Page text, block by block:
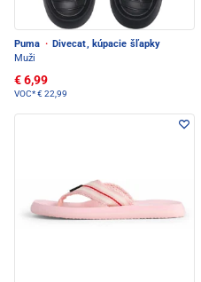
Puma · Divecat, kúpacie šľapky
Muži
€ 6,99
VOC*€ 22,99